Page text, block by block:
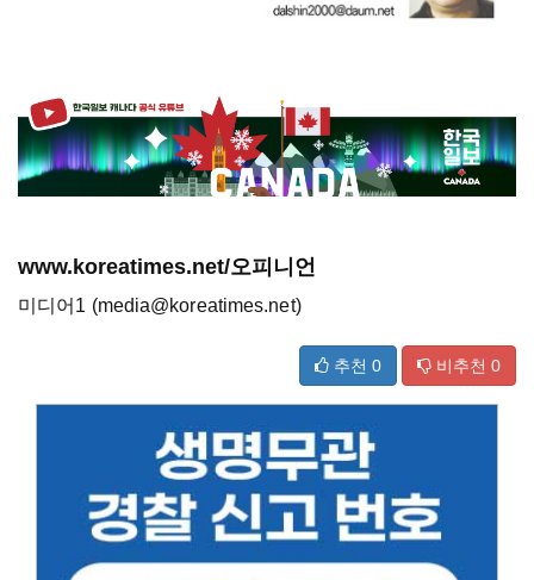
www.koreatimes.net/오피니언
미디어1 (media@koreatimes.net)
추천 0 비추천 0